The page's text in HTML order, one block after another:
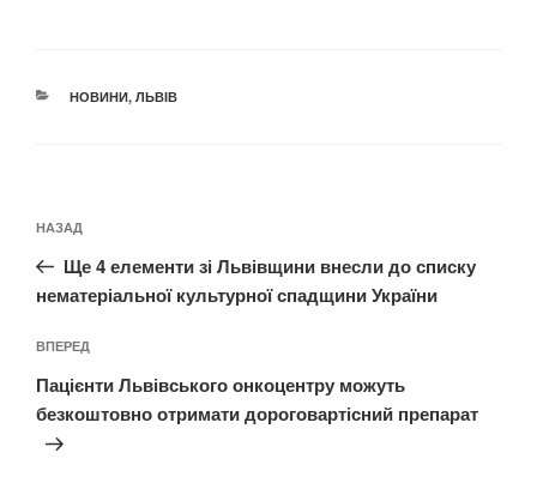
КАТЕГОРІЇ
НОВИНИ, ЛЬВІВ
записів
Попередній
запис:
НАЗАД
Ще 4 елементи зі Львівщини внесли до списку
нематеріальної культурної спадщини України
Наступний
запис
ВПЕРЕД
Пацієнти Львівського онкоцентру можуть
безкоштовно отримати дороговартісний препарат